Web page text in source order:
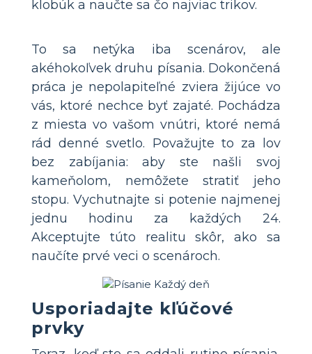
klobúk a naučte sa čo najviac trikov.
To sa netýka iba scenárov, ale
akéhokoľvek druhu písania. Dokončená
práca je nepolapiteľné zviera žijúce vo
vás, ktoré nechce byť zajaté. Pochádza
z miesta vo vašom vnútri, ktoré nemá
rád denné svetlo. Považujte to za lov
bez zabíjania: aby ste našli svoj
kameňolom, nemôžete stratiť jeho
stopu. Vychutnajte si potenie najmenej
jednu hodinu za každých 24.
Akceptujte túto realitu skôr, ako sa
naučíte prvé veci o scenároch.
Usporiadajte kľúčové
prvky